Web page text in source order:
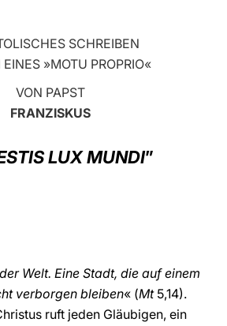
العربيّة
SCHREIBEN
EINES »MOTU PROPRIO«
VON PAPST
FRANZISKUS
LUX MUNDI”
Welt. Eine Stadt, die auf einem
verborgen bleiben« (Mt5,14).
ruft jeden Gläubigen, ein